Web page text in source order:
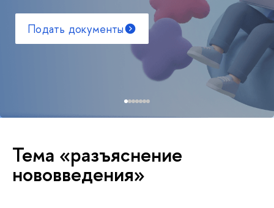
Подать документы
Тема «разъяснение
нововведения»